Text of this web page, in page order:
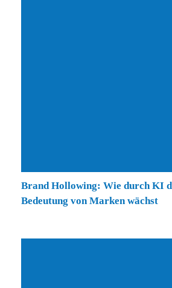
Brand Hollowing: Wie durch KI
Bedeutung von Marken wächst